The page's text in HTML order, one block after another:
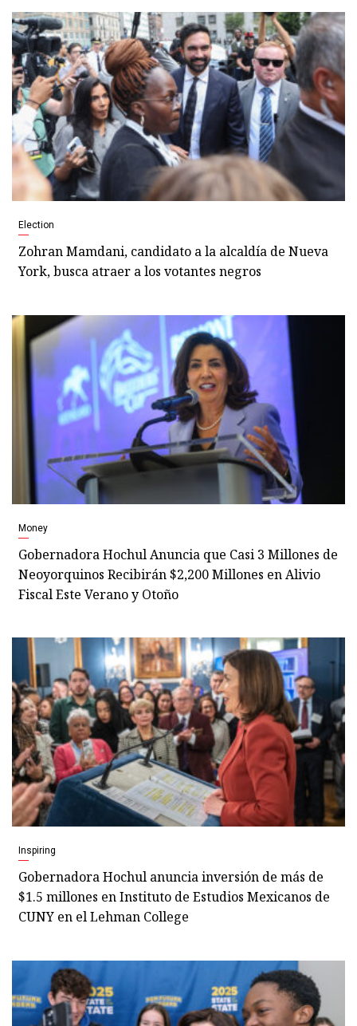
Election
Zohran Mamdani, candidato a la alcaldía de Nueva
York, busca atraer a los votantes negros
Money
Gobernadora Hochul Anuncia que Casi 3 Millones de
Neoyorquinos Recibirán $2,200 Millones en Alivio
Fiscal Este Verano y Otoño
Inspiring
Gobernadora Hochul anuncia inversión de más de
$1.5 millones en Instituto de Estudios Mexicanos de
CUNY en el Lehman College